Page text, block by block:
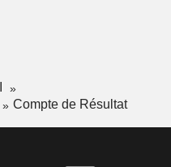
Compte de Résultat